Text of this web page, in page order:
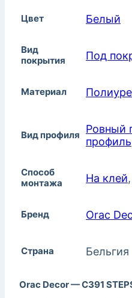
Цвет Белый
Вид
покрытия
Под
Материал
Вид профиля Ровный
профиль
Способ
монтажа
На клей,
Бренд Orac
Страна Бельгия
Orac Decor — C391